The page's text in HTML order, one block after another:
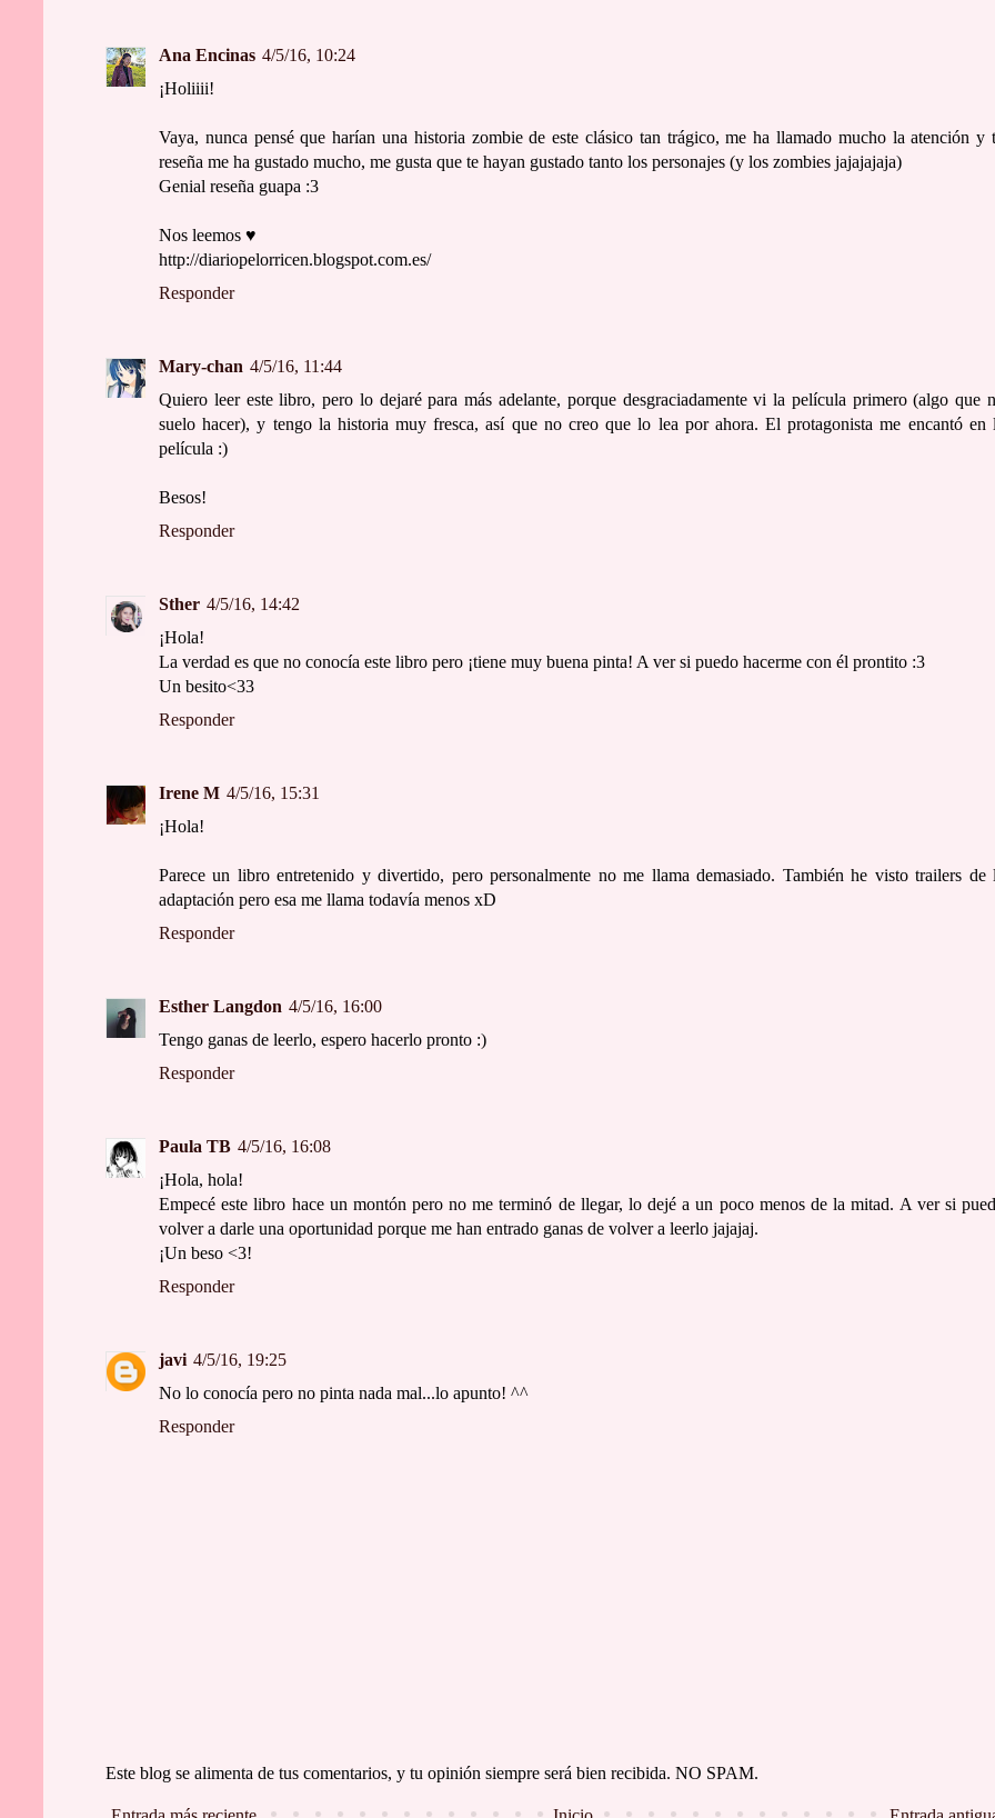
Ana Encinas 4/5/16, 10:24
¡Holiiii!
Vaya, nunca pensé que harían una historia zombie de este clásico tan trágico, me ha llamado mucho la atención y
reseña me ha gustado mucho, me gusta que te hayan gustado tanto los personajes (y los zombies jajajajaja)
Genial reseña guapa :3
Nos leemos ♥
http://diariopelorricen.blogspot.com.es/
Responder
Mary-chan 4/5/16, 11:44
Quiero leer este libro, pero lo dejaré para más adelante, porque desgraciadamente vi la película primero (algo que
suelo hacer), y tengo la historia muy fresca, así que no creo que lo lea por ahora. El protagonista me encantó en
película :)
Besos!
Responder
Sther 4/5/16, 14:42
¡Hola!
La verdad es que no conocía este libro pero ¡tiene muy buena pinta! A ver si puedo hacerme con él prontito :3
Un besito<33
Responder
Irene M 4/5/16, 15:31
¡Hola!
Parece un libro entretenido y divertido, pero personalmente no me llama demasiado. También he visto trailers de
adaptación pero esa me llama todavía menos xD
Responder
Esther Langdon 4/5/16, 16:00
Tengo ganas de leerlo, espero hacerlo pronto :)
Responder
Paula TB 4/5/16, 16:08
¡Hola, hola!
Empecé este libro hace un montón pero no me terminó de llegar, lo dejé a un poco menos de la mitad. A ver si
volver a darle una oportunidad porque me han entrado ganas de volver a leerlo jajajaj.
¡Un beso <3!
Responder
javi 4/5/16, 19:25
No lo conocía pero no pinta nada mal...lo apunto! ^^
Responder
Este blog se alimenta de tus comentarios, y tu opinión siempre será bien recibida. NO SPAM.